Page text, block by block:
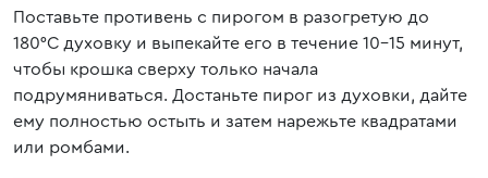
Поставьте противень с пирогом в разогретую до
180°C духовку и выпекайте его в течение 10-15 минут,
чтобы крошка сверху только начала
подрумяниваться. Достаньте пирог из духовки, дайте
ему полностью остыть и затем нарежьте квадратами
или ромбами.